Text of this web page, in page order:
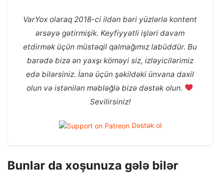
VarYox olaraq 2018-ci ildən bəri yüzlərlə kontent
ərsəyə gətirmişik. Keyfiyyətli işləri davam
etdirmək üçün müstəqil qalmağımız labüddür. Bu
barədə bizə ən yaxşı köməyi siz, izləyicilərimiz
edə bilərsiniz. İanə üçün şəkildəki ünvana daxil
olun və istənilən məbləğlə bizə dəstək olun.
Sevilirsiniz!
Dəstək ol
Bunlar da xoşunuza gələ bilər